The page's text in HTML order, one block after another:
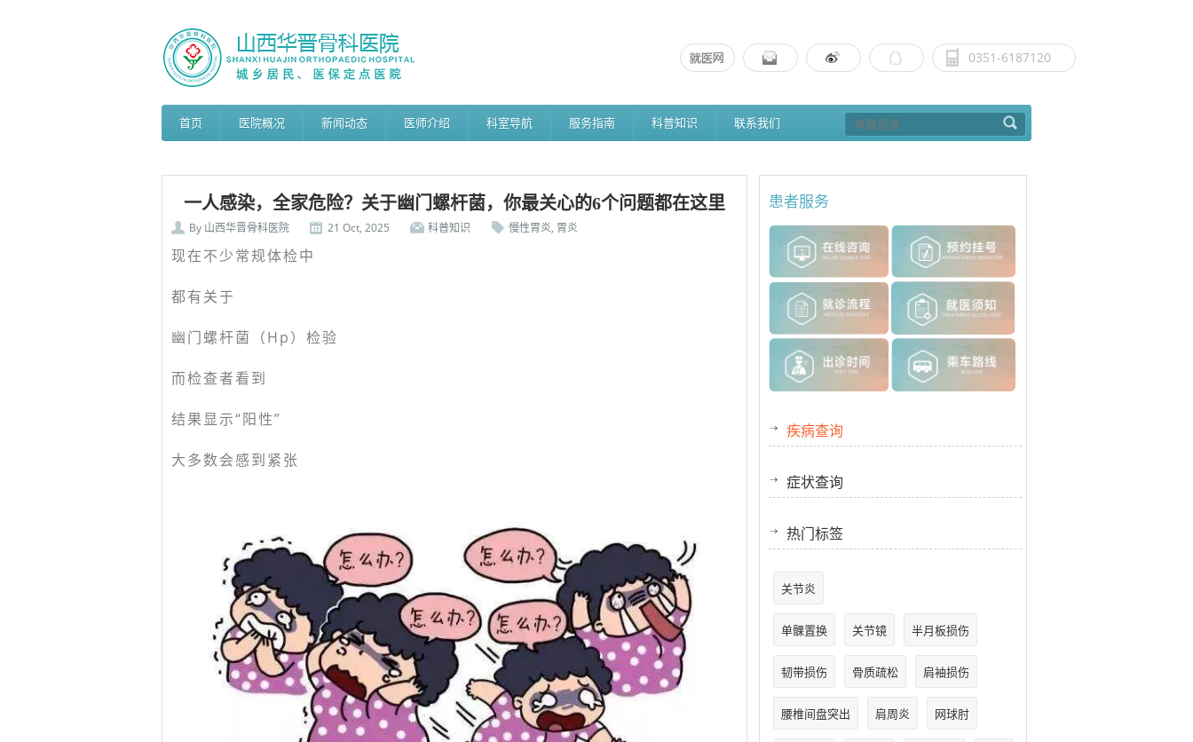
0351-6187120
首页 医院概况 新闻动态 医师介绍 科室导航 服务指南 科普知识 联系我们
一人感染，全家危险？关于幽门螺杆菌，你最关心的6个问题都在这里
By 山西华晋骨科医院 21 Oct, 2025 科普知识 慢性胃炎, 胃炎
现在不少常规体检中
都有关于
幽门螺杆菌（Hp）检验
而检查者看到
结果显示“阳性”
大多数会感到紧张
患者服务
疾病查询
症状查询
热门标签
关节炎
单髁置换 关节镜 半月板损伤
韧带损伤 骨质疏松 肩袖损伤
腰椎间盘突出 肩周炎 网球肘